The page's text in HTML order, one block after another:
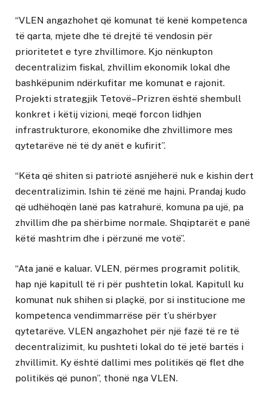
“VLEN angazhohet që komunat të kenë kompetenca
të qarta, mjete dhe të drejtë të vendosin për
prioritetet e tyre zhvillimore. Kjo nënkupton
decentralizim fiskal, zhvillim ekonomik lokal dhe
bashkëpunim ndërkufitar me komunat e rajonit.
Projekti strategjik Tetovë–Prizren është shembull
konkret i këtij vizioni, meqë forcon lidhjen
infrastrukturore, ekonomike dhe zhvillimore mes
qytetarëve në të dy anët e kufirit”.
“Këta që shiten si patriotë asnjëherë nuk e kishin dert
decentralizimin. Ishin të zënë me hajni. Prandaj kudo
që udhëhoqën lanë pas katrahurë, komuna pa ujë, pa
zhvillim dhe pa shërbime normale. Shqiptarët e panë
këtë mashtrim dhe i përzunë me votë”.
“Ata janë e kaluar. VLEN, përmes programit politik,
hap një kapitull të ri për pushtetin lokal. Kapitull ku
komunat nuk shihen si plaçkë, por si institucione me
kompetenca vendimmarrëse për t’u shërbyer
qytetarëve. VLEN angazhohet për një fazë të re të
decentralizimit, ku pushteti lokal do të jetë bartës i
zhvillimit. Ky është dallimi mes politikës që flet dhe
politikës që punon”, thonë nga VLEN.